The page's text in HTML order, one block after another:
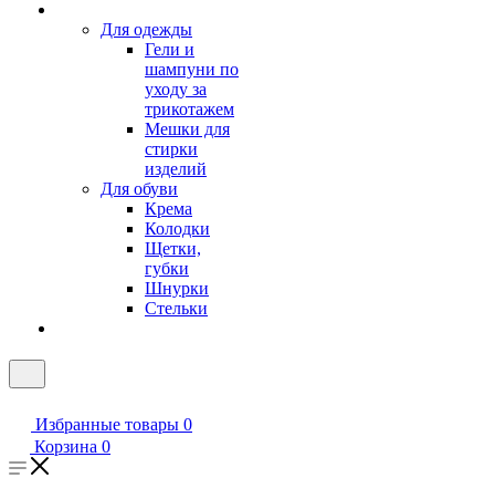
Для одежды
Гели и
шампуни по
уходу за
трикотажем
Мешки для
стирки
изделий
Для обуви
Крема
Колодки
Щетки,
губки
Шнурки
Стельки
Избранные товары 0
Корзина 0